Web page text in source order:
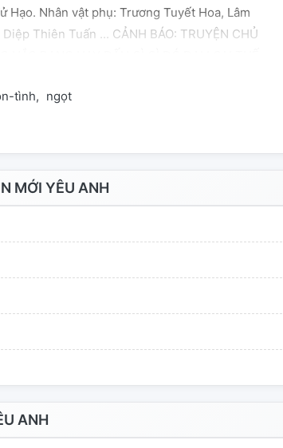
Hạo. Nhân vật phụ: Trương Tuyết Hoa, Lâm
Thiên Tuấn ... CẢNH BÁO: TRUYỆN CHỦ
KHÁC.
tình ngọt
MỚI YÊU ANH
ANH